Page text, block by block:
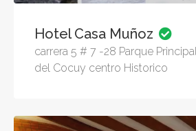
Hotel Casa Muñoz
carrera 5 # 7 -28 Parque
del Cocuy centro Historico